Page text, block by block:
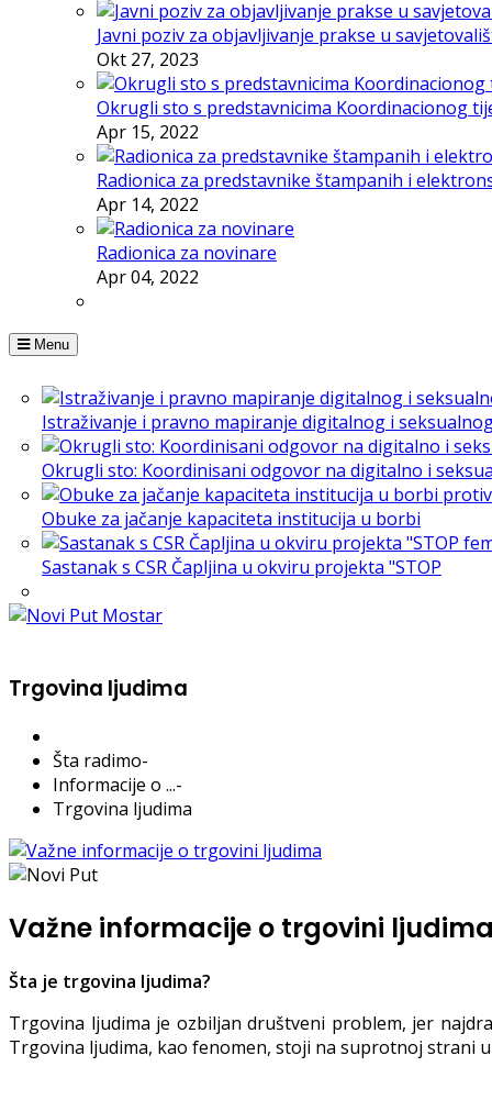
Javni poziv za objavljivanje prakse u
Okt 27, 2023
Okrugli sto s predstavnicima Koordinacionog
Apr 15, 2022
Radionica za predstavnike štampanih i
Apr 14, 2022
Radionica za novinare
Apr 04, 2022
Istraživanje i pravno mapiranje digitalnog i
Okrugli sto: Koordinisani odgovor na digitalno i
Obuke za jačanje kapaciteta institucija u borbi
Sastanak s CSR Čapljina u okviru projekta "STOP
Menu
Trgovina ljudima
Šta radimo-
Informacije o ...-
Trgovina ljudima
Važne informacije o trgovini
Šta je trgovina ljudima?
Trgovina ljudima je ozbiljan društveni problem, jer
Trgovina ljudima, kao fenomen, stoji na suprotnoj strani